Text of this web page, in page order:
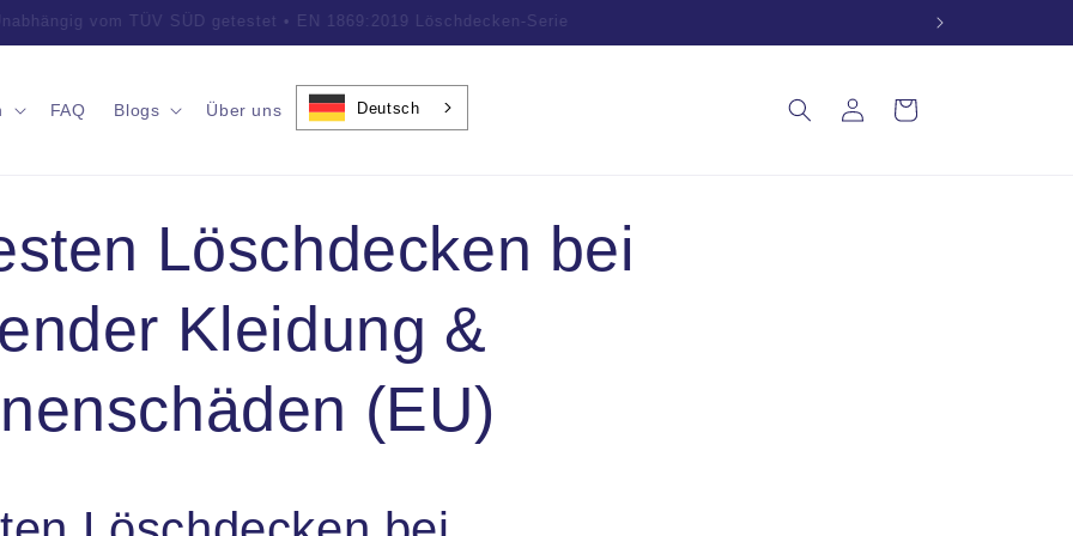
Brandschutzlösungen • Weltweit von Kunden geschätzt
FAQ Blogs Über uns Deutsch AnmeldenWarenkorb
Löschdecken bei
Kleidung &
(EU)